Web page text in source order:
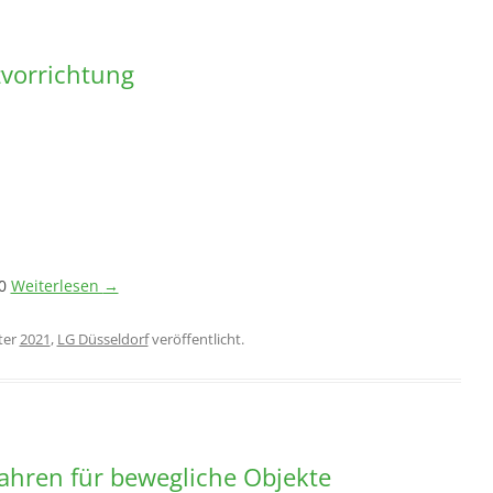
Weiterlesen →
2021, LG Düsseldorfveröffentlicht.
für bewegliche Objekte